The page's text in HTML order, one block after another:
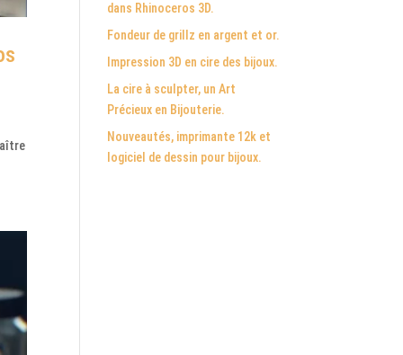
dans Rhinoceros 3D.
Fondeur de grillz en argent et or.
Impression 3D en cire des bijoux.
La cire à sculpter, un Art
Précieux en Bijouterie.
Nouveautés, imprimante 12k et
logiciel de dessin pour bijoux.